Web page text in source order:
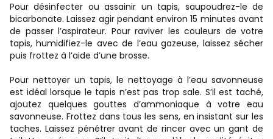
Pour désinfecter ou assainir un tapis, saupoudrez-le de
bicarbonate. Laissez agir pendant environ 15 minutes avant
de passer l’aspirateur. Pour raviver les couleurs de votre
tapis, humidifiez-le avec de l’eau gazeuse, laissez sécher
puis frottez à l’aide d’une brosse.
Pour nettoyer un tapis, le nettoyage à l’eau savonneuse
est idéal lorsque le tapis n’est pas trop sale. S’il est taché,
ajoutez quelques gouttes d’ammoniaque à votre eau
savonneuse. Frottez dans tous les sens, en insistant sur les
taches. Laissez pénétrer avant de rincer avec un gant de